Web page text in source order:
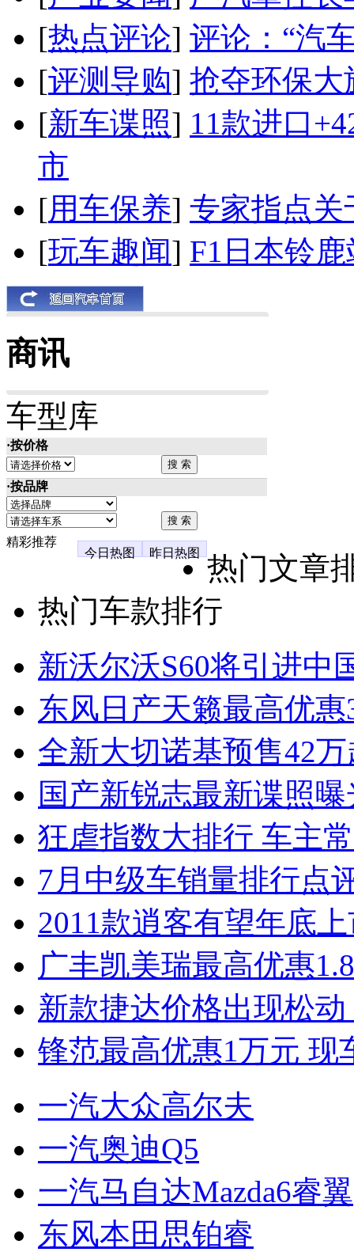
[热点评论] 评论：“汽
[评测导购] 抢夺环保大
[新车谍照] 11款进口
市
[用车保养] 专家指点关
[玩车趣闻] F1日本铃
商讯
车型库
·按价格
·按品牌
精彩推荐
今日热图
昨日热图
热门文章
热门车款排行
新沃尔沃S60将引进中
东风日产天籁最高优
全新大切诺基预售42
国产新锐志最新谍照
狂虐指数大排行 车主
7月中级车销量排行点
2011款逍客有望年底
广丰凯美瑞最高优惠
新款捷达价格出现松
锋范最高优惠1万元 现
一汽大众高尔夫
一汽奥迪Q5
一汽马自达Mazda6睿翼
东风本田思铂睿